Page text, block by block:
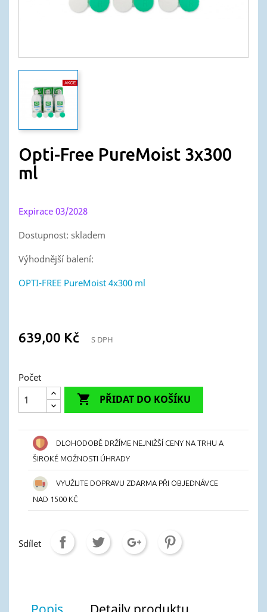
Opti-Free PureMoist 3x300
ml
Expirace 03/2028
Dostupnost: skladem
Výhodnější balení:
OPTI-FREE PureMoist 4x300 ml
639,00 Kč S DPH
Počet
 PŘIDAT DO KOŠÍKU
DLOHODOBĚ DRŽÍME NEJNIŽŠÍ CENY NA TRHU A
ŠIROKÉ MOŽNOSTI ÚHRADY
VYUŽIJTE DOPRAVU ZDARMA PŘI OBJEDNÁVCE
NAD 1500 KČ
Sdílet